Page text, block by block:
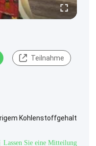
Teilnahme
Kohlenstoffgehalt
Lassen Sie eine Mitteilung